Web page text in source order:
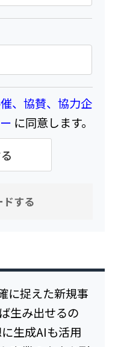
、協賛、協力企
に同意します。